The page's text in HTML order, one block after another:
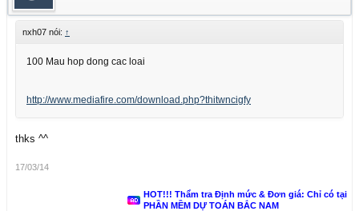
nxh07 nói: ↑
100 Mau hop dong cac loai
http://www.mediafire.com/download.php?thitwncigfy
thks ^^
17/03/14
HOT!!! Thẩm tra Định mức & Đơn giá: Chỉ có tại
PHẦN MỀM DỰ TOÁN BẮC NAM